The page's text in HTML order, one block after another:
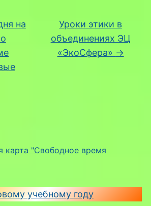
карта "Свободное время
учебному году
на
Уроки этики в
объединениях ЭЦ
«ЭкоСфера» →